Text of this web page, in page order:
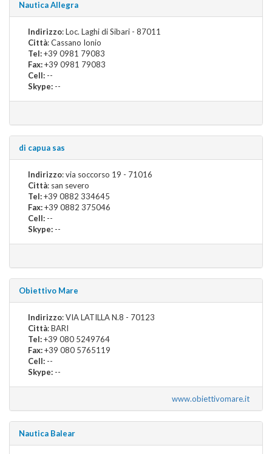
Nautica Allegra
Indirizzo: Loc. Laghi di Sibari - 87011
Città: Cassano Ionio
Tel:+39 0981 79083
Fax:+39 0981 79083
Cell: --
Skype: --
di capua sas
Indirizzo: via soccorso 19 - 71016
Città: san severo
Tel:+39 0882 334645
Fax:+39 0882 375046
Cell: --
Skype: --
Obiettivo Mare
Indirizzo: VIA LATILLA N.8 - 70123
Città: BARI
Tel:+39 080 5249764
Fax:+39 080 5765119
Cell: --
Skype: --
www.obiettivomare.it
Nautica Balear